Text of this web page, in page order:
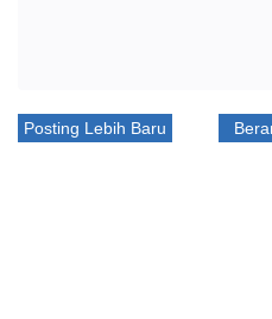
Posting Lebih Baru